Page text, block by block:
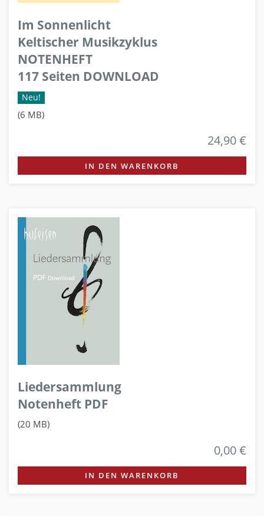
Im Sonnenlicht
Keltischer Musikzyklus
NOTENHEFT
117 Seiten DOWNLOAD
Neu!
(6 MB)
24,90 €
IN DEN WARENKORB
Liedersammlung
Notenheft PDF
(20 MB)
0,00 €
IN DEN WARENKORB